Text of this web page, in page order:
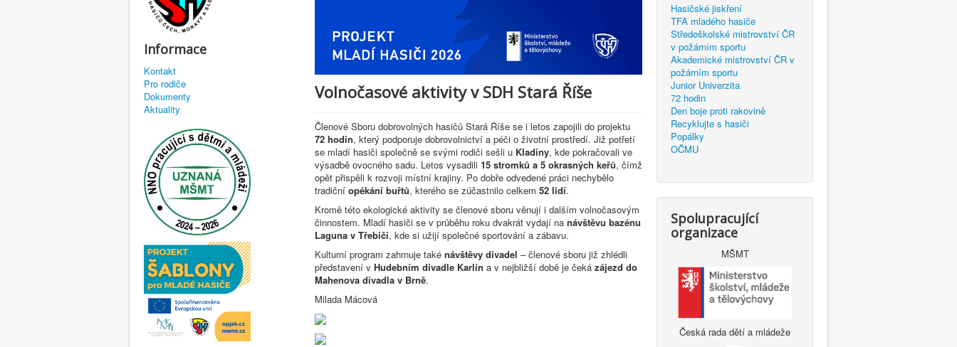
Informace
Kontakt
Pro rodiče
Dokumenty
Aktuality
Volnočasové aktivity v SDH Stará Říše
Členové Sboru dobrovolných hasičů Stará Říše se i letos zapojili do projektu
72 hodin, který podporuje dobrovolnictví a péči o životní prostředí. Již potřetí
se mladí hasiči společně se svými rodiči sešli u Kladiny, kde pokračovali ve
výsadbě ovocného sadu. Letos vysadili 15 stromků a 5 okrasných keřů, čímž
opět přispěli k rozvoji místní krajiny. Po dobře odvedené práci nechybělo
tradiční opékání buřtů, kterého se zúčastnilo celkem 52 lidí.
Kromě této ekologické aktivity se členové sboru věnují i dalším volnočasovým
činnostem. Mladí hasiči se v průběhu roku dvakrát vydají na návštěvu bazénu
Laguna v Třebíči, kde si užijí společné sportování a zábavu.
Kulturní program zahrnuje také návštěvy divadel – členové sboru již zhlédli
představení v Hudebním divadle Karlín a v nejbližší době je čeká zájezd do
Mahenova divadla v Brně.
Milada Mácová
Hasičské jiskření
TFA mladého hasiče
Středoškolské mistrovství ČR
v požárním sportu
Akademické mistrovství ČR v
požárním sportu
Junior Univerzita
72 hodin
Den boje proti rakovině
Recyklujte s hasiči
Popálky
OČMU
Spolupracující
organizace
MŠMT
Česká rada dětí a mládeže